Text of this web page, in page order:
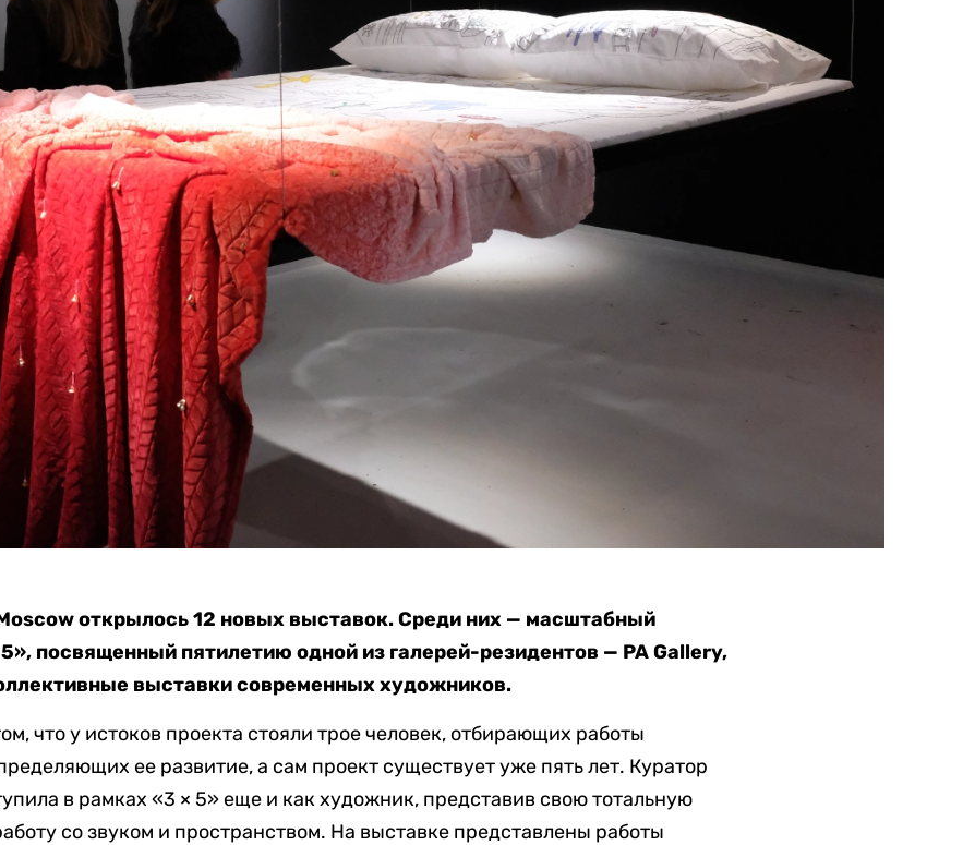
открылось 12 новых выставок. Среди них — масштабный
посвященный пятилетию одной из галерей-резидентов — PA Gallery,
выставки современных художников.
что у истоков проекта стояли трое человек, отбирающих работы
ее развитие, а сам проект существует уже пять лет. Куратор
в рамках «3 × 5» еще и как художник, представив свою тотальную
со звуком и пространством. На выставке представлены работы